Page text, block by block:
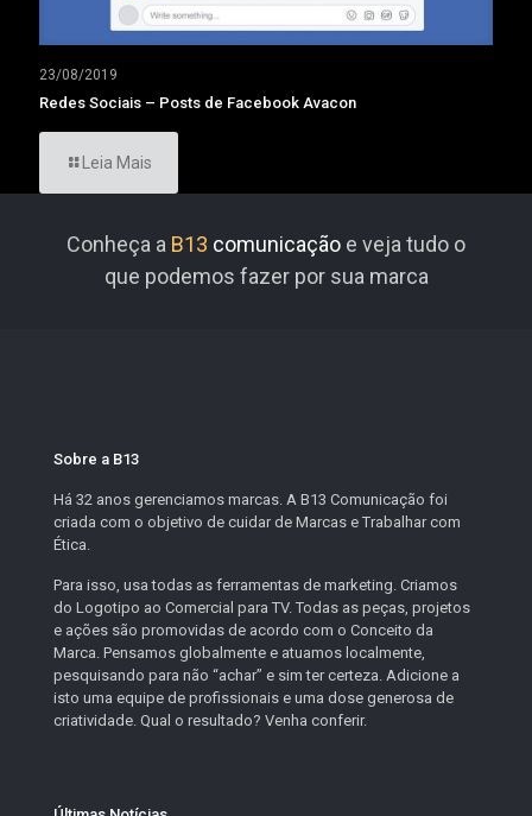
23/08/2019
Redes Sociais – Posts de Facebook Avacon
Leia Mais
Conheça a B13 comunicação e veja tudo o
que podemos fazer por sua marca
Sobre a B13
Há 32 anos gerenciamos marcas. A B13 Comunicação foi
criada com o objetivo de cuidar de Marcas e Trabalhar com
Ética.
Para isso, usa todas as ferramentas de marketing. Criamos
do Logotipo ao Comercial para TV. Todas as peças, projetos
e ações são promovidas de acordo com o Conceito da
Marca. Pensamos globalmente e atuamos localmente,
pesquisando para não “achar” e sim ter certeza. Adicione a
isto uma equipe de profissionais e uma dose generosa de
criatividade. Qual o resultado? Venha conferir.